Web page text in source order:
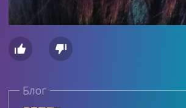
 
Блог